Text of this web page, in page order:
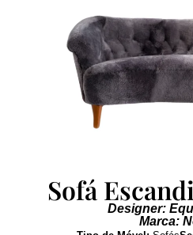
Sofá
Designer:
Marca: